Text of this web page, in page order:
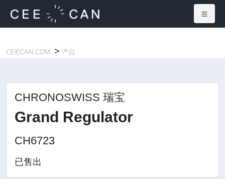
CEECAN.COM. > 产品
CHRONOSWISS 瑞宝
Grand Regulator
CH6723
已售出
×